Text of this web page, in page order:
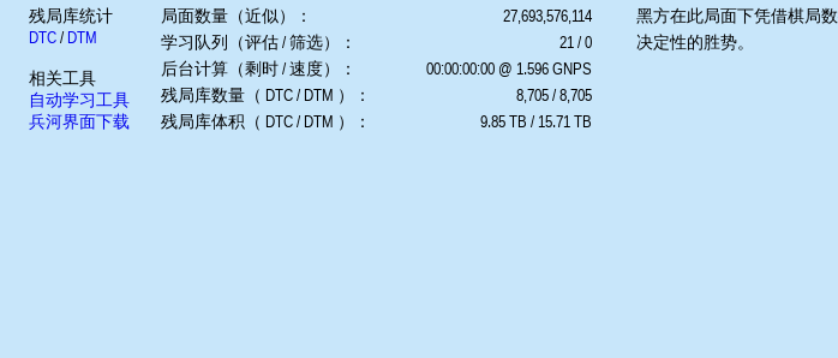
残局库统计
DTC/ DTM
相关工具
自动学习工具
兵河界面下载
局面数量（近似）：
27,693,576,114
学习队列（评估 / 筛选）：
21 / 0
后台计算（剩时 / 速度）：
00:00:00:00 @ 1.596 GNPS
残局库数量（ DTC / DTM ）：
8,705 / 8,705
残局库体积（ DTC / DTM ）：
9.85 TB / 15.71 TB
黑方在此局面下凭借棋局
决定性的胜势。